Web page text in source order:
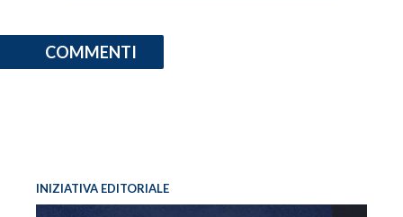
COMMENTI
INIZIATIVA EDITORIALE